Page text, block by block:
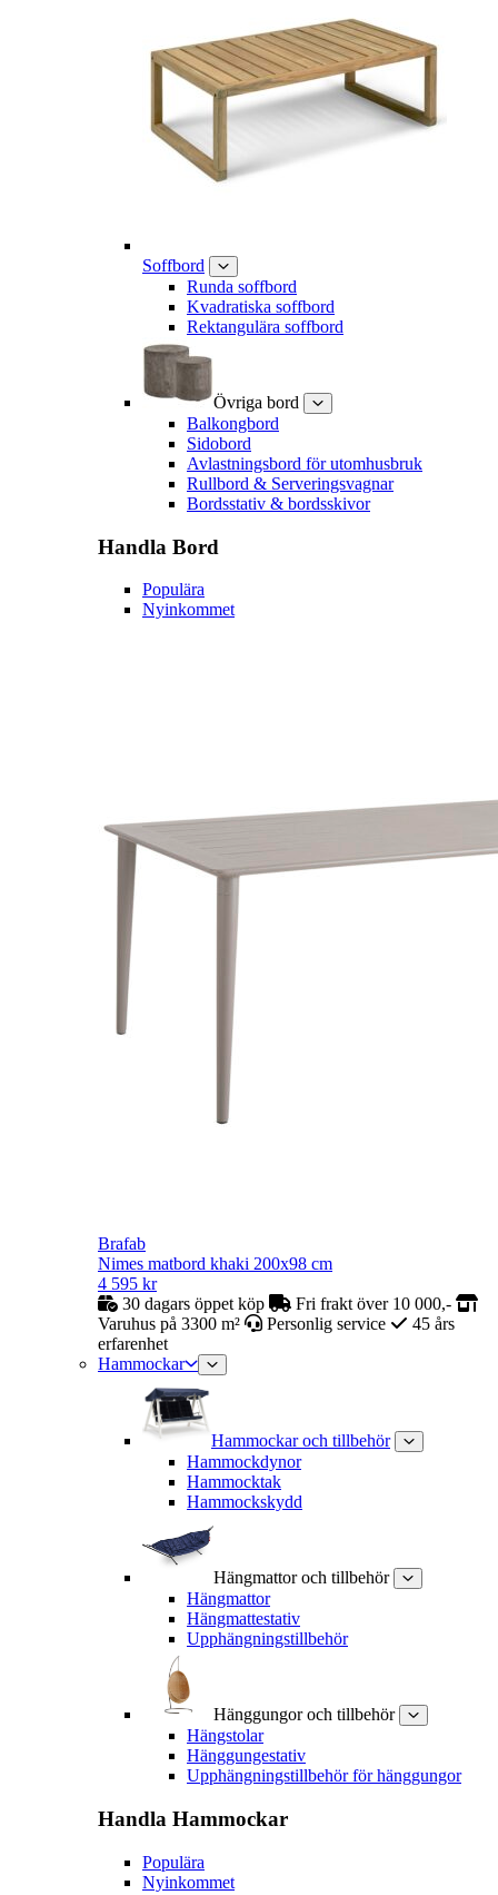
Soffbord
Runda soffbord
Kvadratiska soffbord
Rektangulära soffbord
Övriga bord
Balkongbord
Sidobord
Avlastningsbord för utomhusbruk
Rullbord & Serveringsvagnar
Bordsstativ & bordsskivor
Handla Bord
Populära
Nyinkommet
Brafab
Nimes matbord khaki 200x98 cm
4 595 kr
30 dagars öppet köp
Fri frakt över 10 000,-
Varuhus på 3300 m²
Personlig service
45 års
erfarenhet
Hammockar
Hammockar och tillbehör
Hammockdynor
Hammocktak
Hammockskydd
Hängmattor och tillbehör
Hängmattor
Hängmattestativ
Upphängningstillbehör
Hänggungor och tillbehör
Hängstolar
Hänggungestativ
Upphängningstillbehör för hänggungor
Handla Hammockar
Populära
Nyinkommet